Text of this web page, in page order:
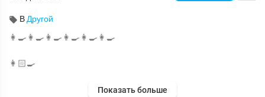
В Другой
👩‍🍳👩‍🍳👩‍🍳👩‍🍳👩‍🍳👩‍🍳
👩🏻‍🍳
Показать больше